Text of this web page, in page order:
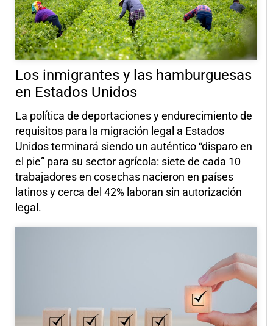
Los inmigrantes y las hamburguesas
en Estados Unidos
La política de deportaciones y endurecimiento de
requisitos para la migración legal a Estados
Unidos terminará siendo un auténtico “disparo en
el pie” para su sector agrícola: siete de cada 10
trabajadores en cosechas nacieron en países
latinos y cerca del 42% laboran sin autorización
legal.